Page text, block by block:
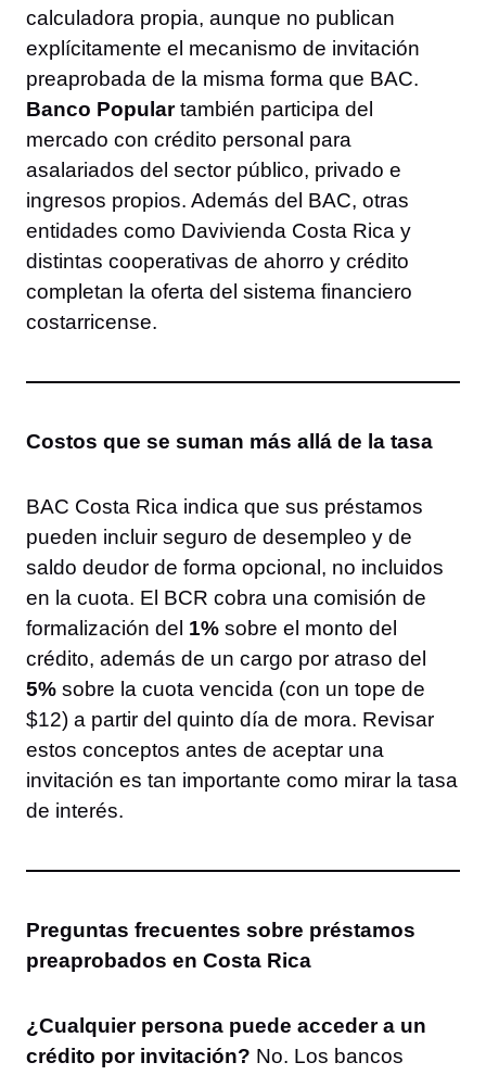
calculadora propia, aunque no publican
explícitamente el mecanismo de invitación
preaprobada de la misma forma que BAC.
Banco Populartambién participa del
mercado con crédito personal para
asalariados del sector público, privado e
ingresos propios. Además del BAC, otras
entidades como Davivienda Costa Rica y
distintas cooperativas de ahorro y crédito
completan la oferta del sistema financiero
costarricense.
Costos que se suman más allá de la tasa
BAC Costa Rica indica que sus préstamos
pueden incluir seguro de desempleo y de
saldo deudor de forma opcional, no incluidos
en la cuota. El BCR cobra una comisión de
formalización del 1% sobre el monto del
crédito, además de un cargo por atraso del
5% sobre la cuota vencida (con un tope de
$12) a partir del quinto día de mora. Revisar
estos conceptos antes de aceptar una
invitación es tan importante como mirar la tasa
de interés.
Preguntas frecuentes sobre préstamos
preaprobados en Costa Rica
¿Cualquier persona puede acceder a un
crédito por invitación? No. Los bancos